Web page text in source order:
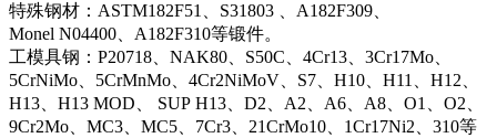
特殊钢材：ASTM182F51、S31803 、A182F309、
Monel N04400、A182F310等锻件。
工模具钢：P20718、NAK80、S50C、4Cr13、3Cr17Mo、
5CrNiMo、5CrMnMo、4Cr2NiMoV、S7、H10、H11、H12、
H13、H13 MOD、 SUP H13、D2、A2、A6、A8、O1、O2、
9Cr2Mo、MC3、MC5、7Cr3、21CrMo10、1Cr17Ni2、310等